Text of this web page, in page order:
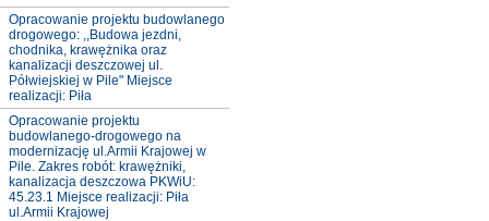
Opracowanie projektu budowlanego
drogowego: ,,Budowa jezdni,
chodnika, krawężnika oraz
kanalizacji deszczowej ul.
Półwiejskiej w Pile" Miejsce
realizacji: Piła
Opracowanie projektu
budowlanego-drogowego na
modernizację ul.Armii Krajowej w
Pile. Zakres robót: krawężniki,
kanalizacja deszczowa PKWiU:
45.23.1 Miejsce realizacji: Piła
ul.Armii Krajowej